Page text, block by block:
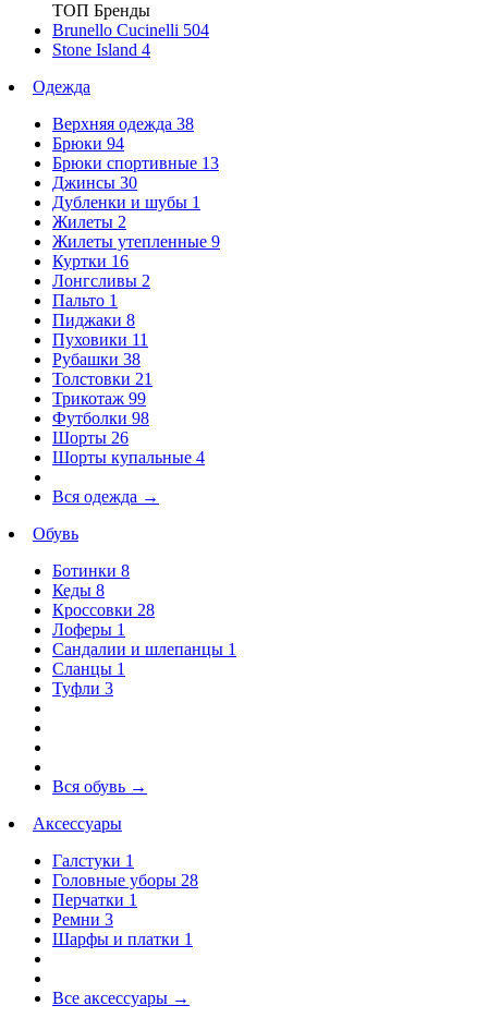
ТОП Бренды
Brunello Cucinelli 504
Stone Island 4
Одежда
Верхняя одежда 38
Брюки 94
Брюки спортивные 13
Джинсы 30
Дубленки и шубы 1
Жилеты 2
Жилеты утепленные 9
Куртки 16
Лонгсливы 2
Пальто 1
Пиджаки 8
Пуховики 11
Рубашки 38
Толстовки 21
Трикотаж 99
Футболки 98
Шорты 26
Шорты купальные 4
Вся одежда →
Обувь
Ботинки 8
Кеды 8
Кроссовки 28
Лоферы 1
Сандалии и шлепанцы 1
Сланцы 1
Туфли 3
Вся обувь →
Аксессуары
Галстуки 1
Головные уборы 28
Перчатки 1
Ремни 3
Шарфы и платки 1
Все аксессуары →